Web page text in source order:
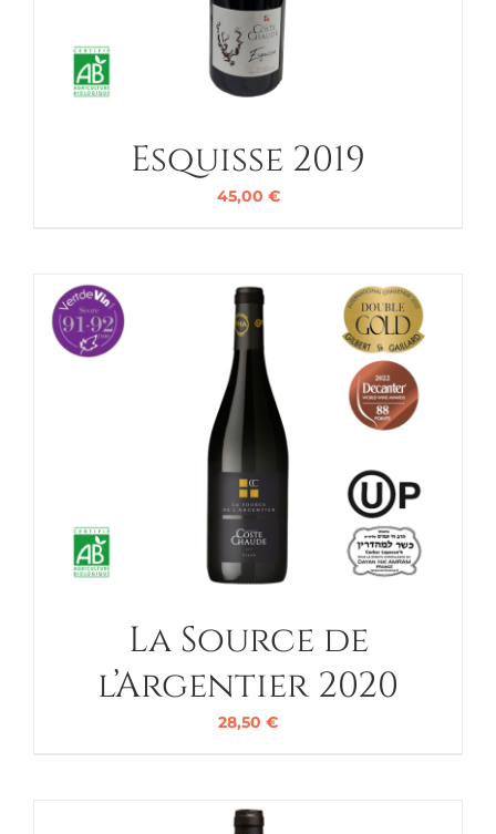
Esquisse 2019
45,00 €
La Source de
l’Argentier 2020
28,50 €